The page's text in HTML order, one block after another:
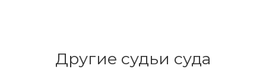
Другие судьи суда